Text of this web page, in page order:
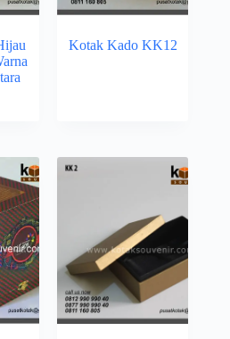
Kotak Kado KK12